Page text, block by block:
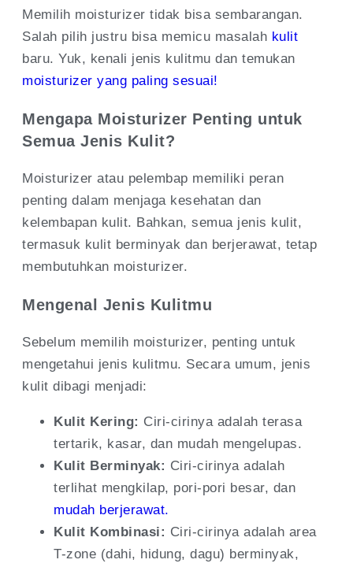
Memilih moisturizer tidak bisa sembarangan.
Salah pilih justru bisa memicu masalah kulit
baru. Yuk, kenali jenis kulitmu dan temukan
moisturizer yang paling sesuai!
Mengapa Moisturizer Penting untuk
Semua Jenis Kulit?
Moisturizer atau pelembap memiliki peran
penting dalam menjaga kesehatan dan
kelembapan kulit. Bahkan, semua jenis kulit,
termasuk kulit berminyak dan berjerawat, tetap
membutuhkan moisturizer.
Mengenal Jenis Kulitmu
Sebelum memilih moisturizer, penting untuk
mengetahui jenis kulitmu. Secara umum, jenis
kulit dibagi menjadi:
Kulit Kering: Ciri-cirinya adalah terasa
tertarik, kasar, dan mudah mengelupas.
Kulit Berminyak: Ciri-cirinya adalah
terlihat mengkilap, pori-pori besar, dan
mudah berjerawat.
Kulit Kombinasi: Ciri-cirinya adalah area
T-zone (dahi, hidung, dagu) berminyak,